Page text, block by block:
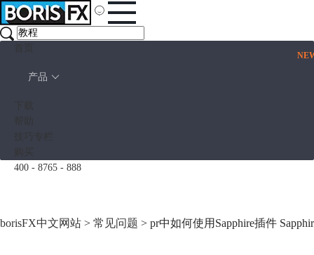
产品
400 - 8765 - 888
borisFX中文网站 > 常见问题 > pr中如何使用Sapphire插件